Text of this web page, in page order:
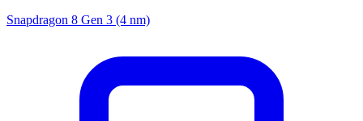
Snapdragon 8 Gen 3 (4 nm)